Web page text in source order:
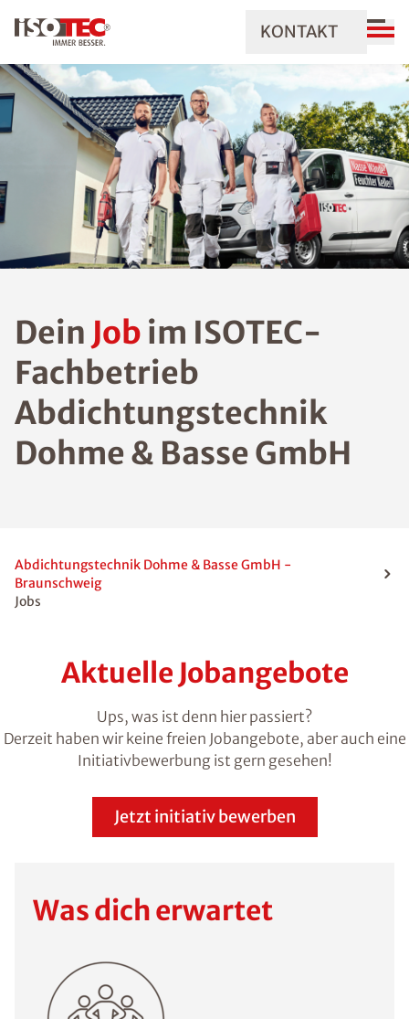
KONTAKT
Dein Job im ISOTEC-
Fachbetrieb
Abdichtungstechnik
Dohme & Basse GmbH
Abdichtungstechnik Dohme & Basse GmbH -
Braunschweig
Jobs
Aktuelle Jobangebote
Ups, was ist denn hier passiert?
Derzeit haben wir keine freien Jobangebote, aber auch eine
Initiativbewerbung ist gern gesehen!
Jetzt initiativ bewerben
Was dich erwartet